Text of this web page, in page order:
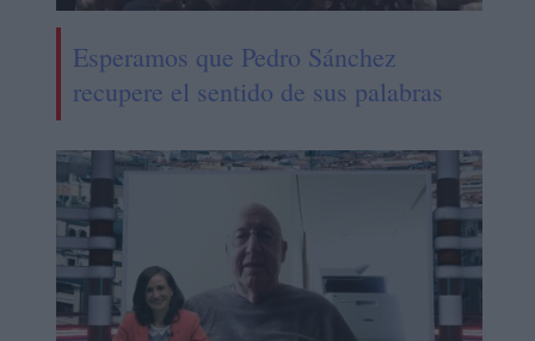
Esperamos que Pedro Sánchez
recupere el sentido de sus palabras